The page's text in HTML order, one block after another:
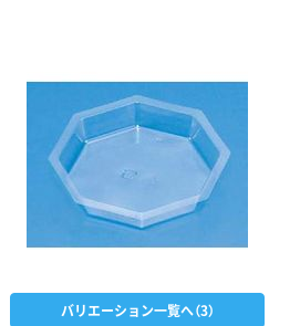
バリエーション一覧へ（3）